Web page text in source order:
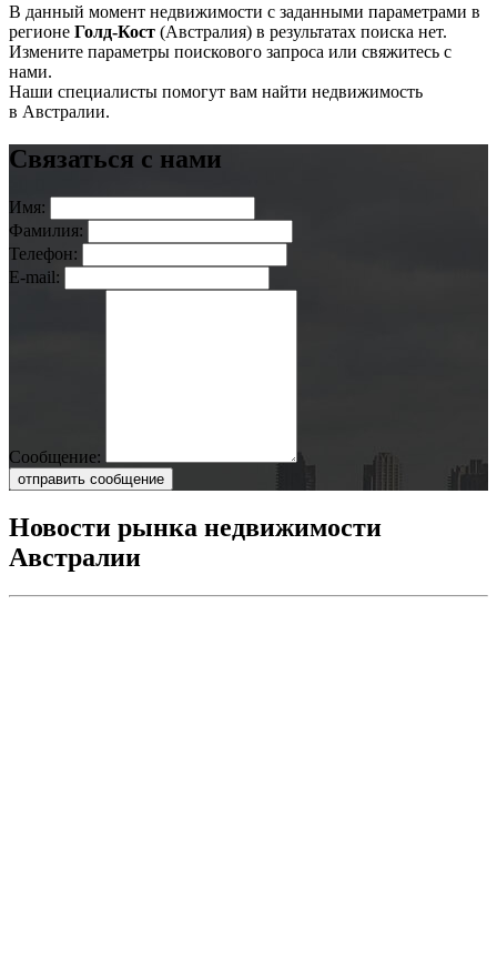
В данный момент недвижимости с заданными параметрами в
регионе Голд-Кост (Австралия) в результатах поиска нет.
Измените параметры поискового запроса или свяжитесь с
нами.
Наши специалисты помогут вам найти недвижимость
в Австралии.
Связаться с нами
Имя:
Фамилия:
Телефон:
E-mail:
Сообщение:
отправить сообщение
Новости рынка недвижимости
Австралии